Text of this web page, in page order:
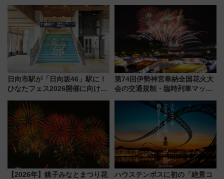
ァミリーから大人まで幅広い世
代が一日中楽しる夏のリゾート
を楽しんで
いを満喫しよう（花火鑑賞会応
募は7/12まで！）
日向市駅が「日向坂46」駅に！
ひなたフェス2026開催に向けJR
全力応援 夜行列車「ドリーム
おひさま号」も走る
第74回伊勢神宮奉納全国花火大
会の交通規制・臨時列車マッ
【2026年】銚子みなとまつり花
ハウステンボスに初の「絶景コ